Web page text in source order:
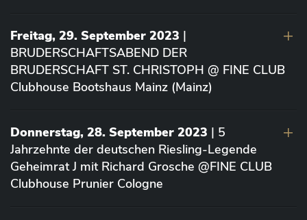
Freitag, 29. September 2023 |
BRUDERSCHAFTSABEND DER
BRUDERSCHAFT ST. CHRISTOPH @ FINE CLUB
Clubhouse Bootshaus Mainz (Mainz)
Donnerstag, 28. September 2023 | 5
Jahrzehnte der deutschen Riesling-Legende
Geheimrat J mit Richard Grosche @FINE CLUB
Clubhouse Prunier Cologne